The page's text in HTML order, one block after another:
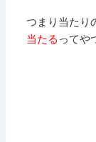
つまり当たり
当たる ってや